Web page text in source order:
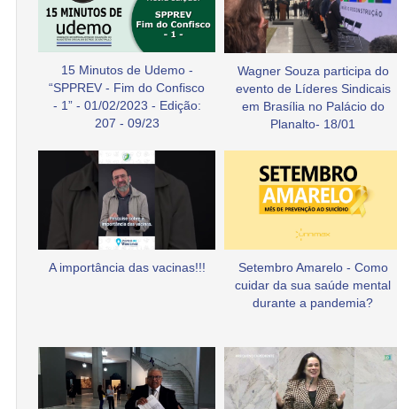
15 Minutos de Udemo -
“SPPREV - Fim do Confisco
- 1” - 01/02/2023 - Edição:
207 - 09/23
Wagner Souza participa do
evento de Líderes Sindicais
em Brasília no Palácio do
Planalto- 18/01
A importância das vacinas!!!
Setembro Amarelo - Como
cuidar da sua saúde mental
durante a pandemia?